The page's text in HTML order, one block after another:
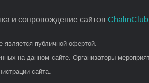
и сопровождение сайтов ChalinClub
является публичной офертой.
на данном сайте. Организаторы
сайта.